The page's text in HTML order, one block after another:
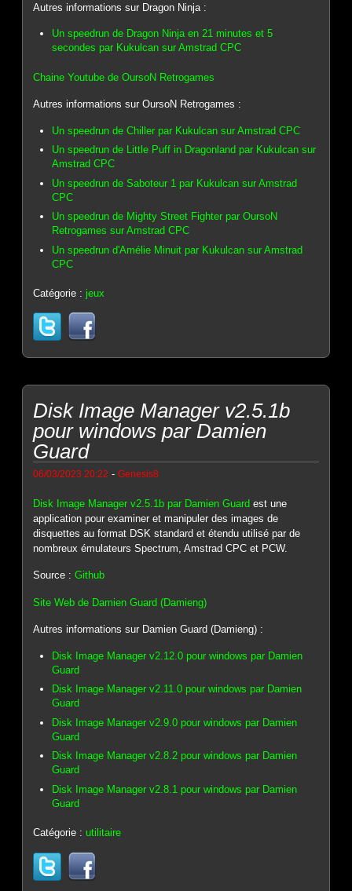
Autres informations sur Dragon Ninja :
Un speedrun de Dragon Ninja en 21 minutes et 5
secondes par Kukulcan sur Amstrad CPC
Chaine Youtube de OursoN Retrogames
Autres informations sur OursoN Retrogames :
Un speedrun de Chiller par Kukulcan sur Amstrad CPC
Un speedrun de Little Puff in Dragonland par Kukulcan sur
Amstrad CPC
Un speedrun de Saboteur 1 par Kukulcan sur Amstrad
CPC
Un speedrun de Mighty Street Fighter par OursoN
Retrogames sur Amstrad CPC
Un speedrun d'Amélie Minuit par Kukulcan sur Amstrad
CPC
Catégorie :jeux
Disk Image Manager v2.5.1b
pour windows par Damien
Guard
06/03/2023 20:22 -Genesis8
Disk Image Manager v2.5.1b par Damien Guard est une
application pour examiner et manipuler des images de
disquettes au format DSK standard et étendu utilisé par de
nombreux émulateurs Spectrum, Amstrad CPC et PCW.
Source :Github
Site Web de Damien Guard (Damieng)
Autres informations sur Damien Guard (Damieng) :
Disk Image Manager v2.12.0 pour windows par Damien
Guard
Disk Image Manager v2.11.0 pour windows par Damien
Guard
Disk Image Manager v2.9.0 pour windows par Damien
Guard
Disk Image Manager v2.8.2 pour windows par Damien
Guard
Disk Image Manager v2.8.1 pour windows par Damien
Guard
Catégorie :utilitaire